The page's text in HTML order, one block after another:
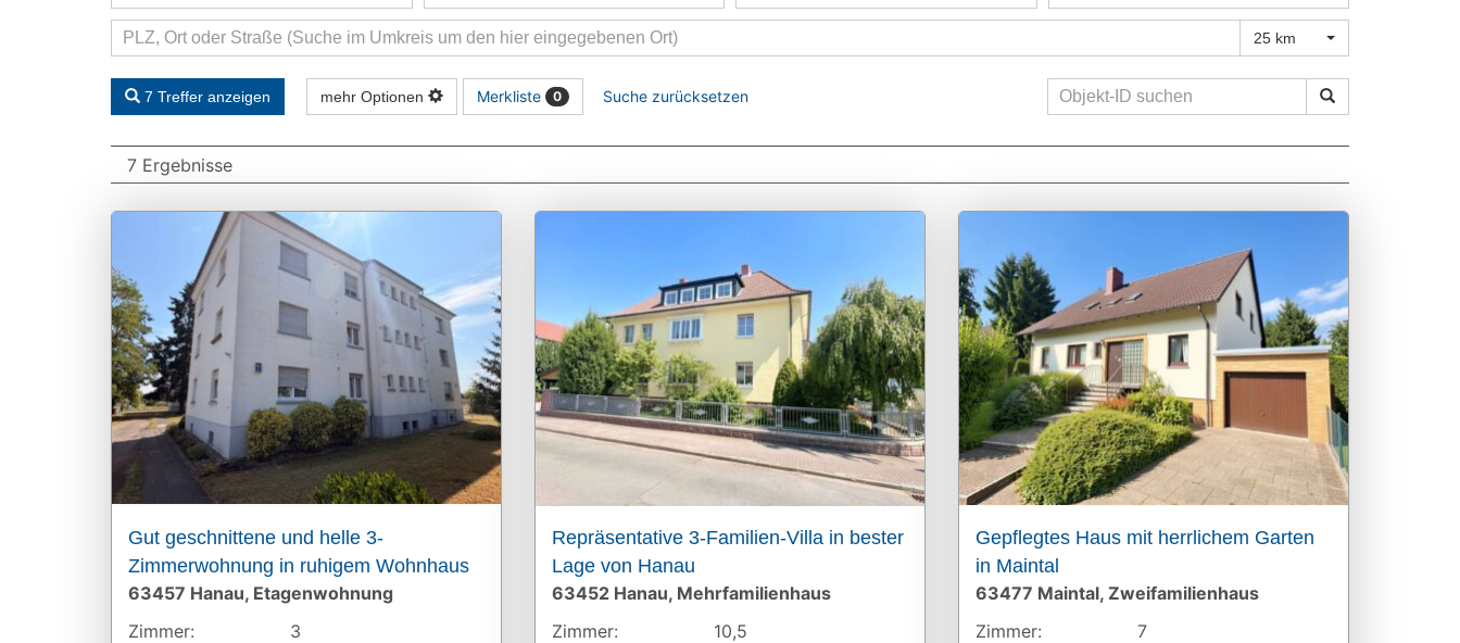
25 km
7 Treffer anzeigen mehr Optionen Merkliste 0 Suche zurücksetzen
7 Ergebnisse
Gut geschnittene und helle 3-
Zimmerwohnung in ruhigem Wohnhaus
63457 Hanau, Etagenwohnung
Zimmer:
3
Repräsentative 3-Familien-Villa in bester
Lage von Hanau
63452 Hanau, Mehrfamilienhaus
Zimmer:
10,5
Gepflegtes Haus mit herrlichem Garten
in Maintal
63477 Maintal, Zweifamilienhaus
Zimmer:
7